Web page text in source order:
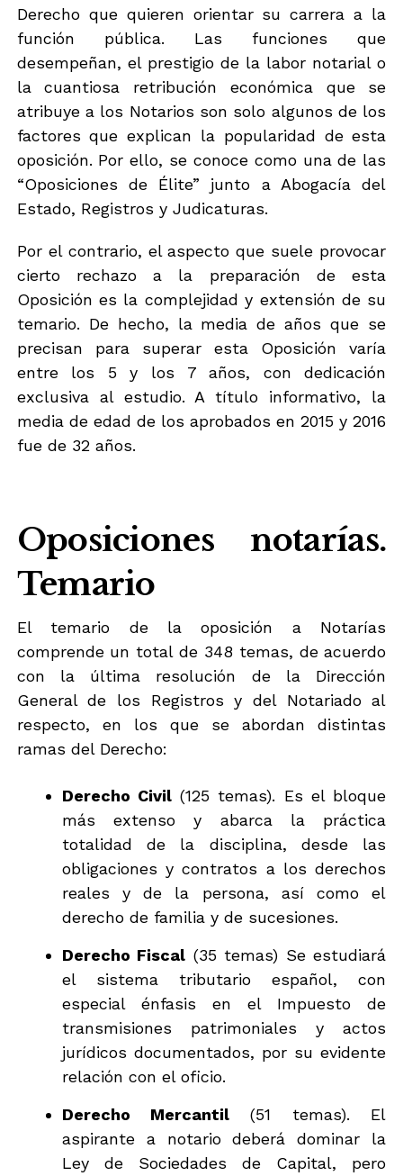
Derecho que quieren orientar su carrera a la
función pública. Las funciones que
desempeñan, el prestigio de la labor notarial o
la cuantiosa retribución económica que se
atribuye a los Notarios son solo algunos de los
factores que explican la popularidad de esta
oposición. Por ello, se conoce como una de las
“Oposiciones de Élite” junto a Abogacía del
Estado, Registros y Judicaturas.
Por el contrario, el aspecto que suele provocar
cierto rechazo a la preparación de esta
Oposición es la complejidad y extensión de su
temario. De hecho, la media de años que se
precisan para superar esta Oposición varía
entre los 5 y los 7 años, con dedicación
exclusiva al estudio. A título informativo, la
media de edad de los aprobados en 2015 y 2016
fue de 32 años.
Oposiciones notarías.
Temario
El temario de la oposición a Notarías
comprende un total de 348 temas, de acuerdo
con la última resolución de la Dirección
General de los Registros y del Notariado al
respecto, en los que se abordan distintas
ramas del Derecho:
Derecho Civil(125 temas). Es el bloque
más extenso y abarca la práctica
totalidad de la disciplina, desde las
obligaciones y contratos a los derechos
reales y de la persona, así como el
derecho de familia y de sucesiones.
Derecho Fiscal (35 temas) Se estudiará
el sistema tributario español, con
especial énfasis en el Impuesto de
transmisiones patrimoniales y actos
jurídicos documentados, por su evidente
relación con el oficio.
Derecho Mercantil (51 temas). El
aspirante a notario deberá dominar la
Ley de Sociedades de Capital, pero